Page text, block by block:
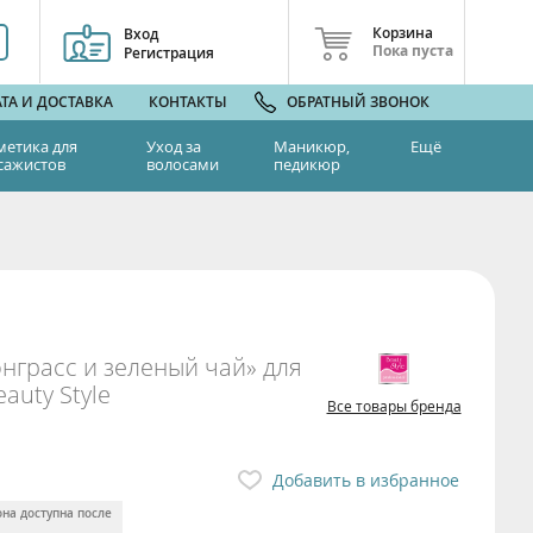
Вход
Регистрация
Корзина
Пока пуста
И ДОСТАВКА КОНТАКТЫ ОБРАТНЫЙ ЗВОНОК
для
Уход за
волосами
Маникюр,
педикюр
Ещё
и зеленый чай» для
Style
Все товары бренда
Добавить в избранное
доступна после